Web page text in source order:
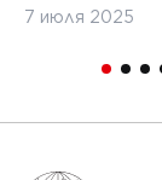
7 июля 2025